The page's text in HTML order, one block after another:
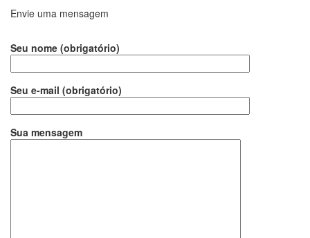
Envie uma mensagem
Seu nome (obrigatório)
Seu e-mail (obrigatório)
Sua mensagem